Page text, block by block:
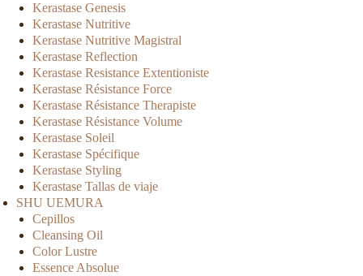
Kerastase Genesis
Kerastase Nutritive
Kerastase Nutritive Magistral
Kerastase Reflection
Kerastase Resistance Extentioniste
Kerastase Résistance Force
Kerastase Résistance Therapiste
Kerastase Résistance Volume
Kerastase Soleil
Kerastase Spécifique
Kerastase Styling
Kerastase Tallas de viaje
SHU UEMURA
Cepillos
Cleansing Oil
Color Lustre
Essence Absolue